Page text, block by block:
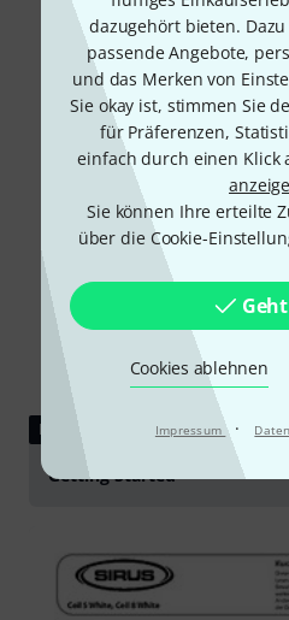
dazugehört bieten.
passende Angebote,
und das Merken von
Sie okay ist, stimmen Sie
für Präferenzen,
einfach durch einen Klick
Sie können Ihre erteilte
über die Cookie-
Cookies ablehnen
Impressum ·
DOWNLOAD
Getting Started